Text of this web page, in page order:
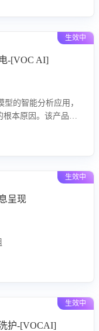
理性与成效。系统
生效中
-[VOC AI]
的智能分析应用，
根本原因。该产品可
地的改进建议与策
生效中
呈现
生效中
护-[VOCAI]